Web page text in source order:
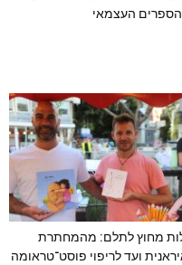
הספרים העצמאי
מחוץ לתלם: מהמחתרת
ועד לריפוי פוסט־טראומה